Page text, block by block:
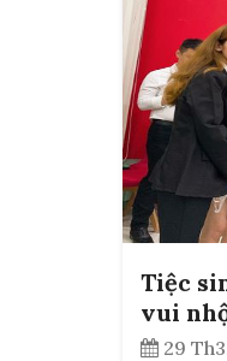
Tiệc
vui
Oanh
29